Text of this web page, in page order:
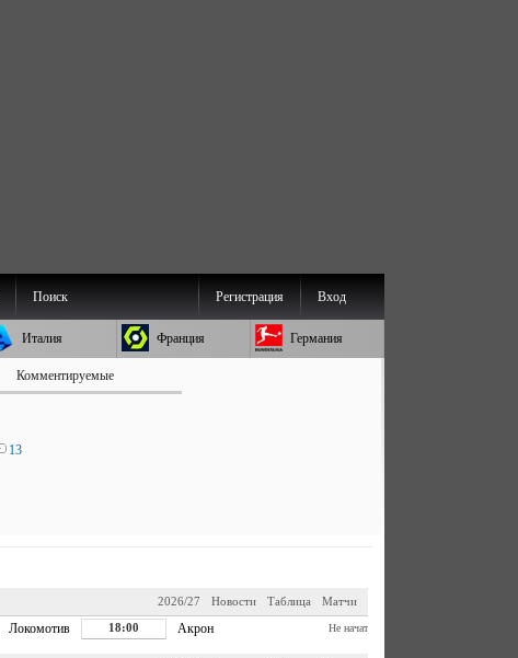
Поиск Вход
Регистрация
Италия Франция Германия
Комментируемые
13
Матчи
Таблица
Новости
2026/27
Локомотив 18:00 Акрон Не начат